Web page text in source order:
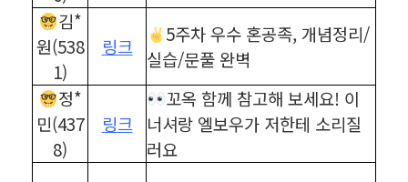
김*
원(538
1)
링크
5주차 우수 혼공족, 개념정리/
실습/문풀 완벽
정*
민(437
8)
링크
꼬옥 함께 참고해 보세요! 이
너셔랑 엘보우가 저한테 소리질
러요